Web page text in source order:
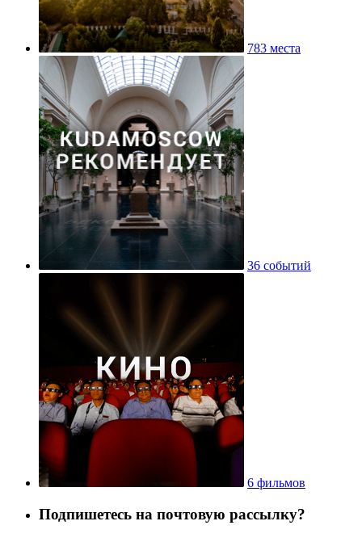
783 места
36 событий
6 фильмов
Подпишетесь на почтовую рассылку?